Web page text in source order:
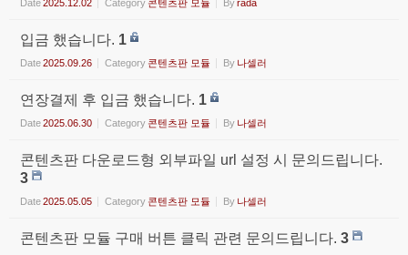
Date2025.12.02 Category 콘텐츠판 모듈 Byrada
입금 했습니다. 1
Date2025.09.26 Category 콘텐츠판 모듈 By 나셀러
연장결제 후 입금 했습니다. 1
Date2025.06.30 Category 콘텐츠판 모듈 By 나셀러
콘텐츠판 다운로드형 외부파일 url 설정 시 문의드립니다.
3
Date2025.05.05 Category 콘텐츠판 모듈 By 나셀러
콘텐츠판 모듈 구매 버튼 클릭 관련 문의드립니다. 3